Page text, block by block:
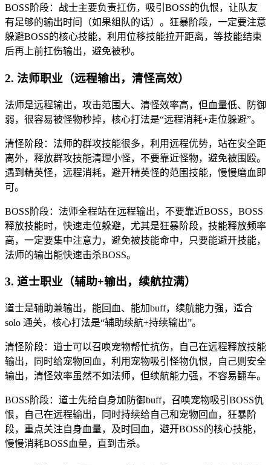
BOSS阶段：战士主要负责扛伤，吸引BOSS的仇恨，让队友
有足够的输出时间（如果组队的话）。狂暴阶段，一定要注意
躲避BOSS的核心技能，利用位移技能拉开距离，等技能结束
后再上前扛伤输出，避免被秒。
2. 法师职业（远程输出，清怪高效）
法师是远程输出，攻击范围大、清怪效率高，但血量低、防御
弱，很容易被怪物秒掉，核心打法是“远程消耗+走位躲避”。
清怪阶段：法师的群攻技能很多，利用远程优势，站在安全距
离外，释放群攻技能清理小怪，不要靠近怪物，避免被围殴。
遇到精英怪，远程消耗，避开精英怪的范围技能，慢慢磨血即
可。
BOSS阶段：法师全程站在远程输出，不要靠近BOSS，BOSS
释放技能时，快速走位躲避，尤其是狂暴阶段，技能释放频率
高，一定要集中注意力，避免被技能命中，只要能避开技能，
法师的输出能快速击杀BOSS。
3. 道士职业（辅助+输出，续航拉满）
道士是辅助兼输出，能回血、能加buff，续航能力强，适合
solo 通关，核心打法是“辅助续航+持续输出”。
清怪阶段：道士可以召唤宠物帮忙抗伤，自己在远程释放技能
输出，同时给宠物回血，利用宠物吸引怪物仇恨，自己则安全
输出，清怪效率虽然不如法师，但续航能力强，不容易翻车。
BOSS阶段：道士先给自身加防御buff，召唤宠物吸引BOSS仇
恨，自己在远程输出，同时持续给自己和宠物回血，狂暴阶
段，重点关注自身血量，及时回血，避开BOSS的核心技能，
慢慢消耗BOSS血量，直到击杀。